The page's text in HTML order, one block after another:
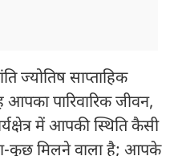
ज्योतिष साप्ताहिक
पारिवारिक जीवन,
में आपकी स्थिति कैसी
कुछ मिलने वाला है; आपके